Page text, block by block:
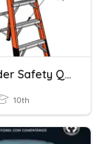
Stepladder Safety Quiz PM
10th